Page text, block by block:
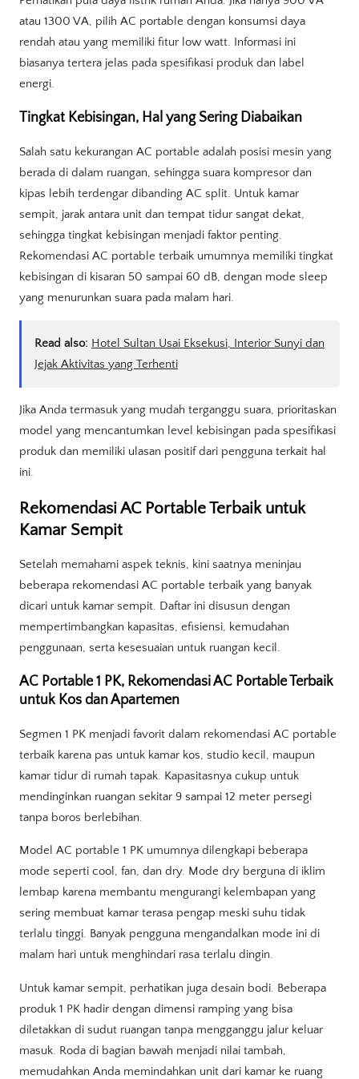
atau 1300 VA, pilih AC portable dengan konsumsi daya
rendah atau yang memiliki fitur low watt. Informasi ini
biasanya tertera jelas pada spesifikasi produk dan label
energi.
Tingkat Kebisingan, Hal yang Sering Diabaikan
Salah satu kekurangan AC portable adalah posisi mesin yang
berada di dalam ruangan, sehingga suara kompresor dan
kipas lebih terdengar dibanding AC split. Untuk kamar
sempit, jarak antara unit dan tempat tidur sangat dekat,
sehingga tingkat kebisingan menjadi faktor penting.
Rekomendasi AC portable terbaik umumnya memiliki tingkat
kebisingan di kisaran 50 sampai 60 dB, dengan mode sleep
yang menurunkan suara pada malam hari.
Read also: Hotel Sultan Usai Eksekusi, Interior Sunyi dan
Jejak Aktivitas yang Terhenti
Jika Anda termasuk yang mudah terganggu suara, prioritaskan
model yang mencantumkan level kebisingan pada spesifikasi
produk dan memiliki ulasan positif dari pengguna terkait hal
ini.
Rekomendasi AC Portable Terbaik untuk
Kamar Sempit
Setelah memahami aspek teknis, kini saatnya meninjau
beberapa rekomendasi AC portable terbaik yang banyak
dicari untuk kamar sempit. Daftar ini disusun dengan
mempertimbangkan kapasitas, efisiensi, kemudahan
penggunaan, serta kesesuaian untuk ruangan kecil.
AC Portable 1 PK, Rekomendasi AC Portable Terbaik
untuk Kos dan Apartemen
Segmen 1 PK menjadi favorit dalam rekomendasi AC portable
terbaik karena pas untuk kamar kos, studio kecil, maupun
kamar tidur di rumah tapak. Kapasitasnya cukup untuk
mendinginkan ruangan sekitar 9 sampai 12 meter persegi
tanpa boros berlebihan.
Model AC portable 1 PK umumnya dilengkapi beberapa
mode seperti cool, fan, dan dry. Mode dry berguna di iklim
lembap karena membantu mengurangi kelembapan yang
sering membuat kamar terasa pengap meski suhu tidak
terlalu tinggi. Banyak pengguna mengandalkan mode ini di
malam hari untuk menghindari rasa terlalu dingin.
Untuk kamar sempit, perhatikan juga desain bodi. Beberapa
produk 1 PK hadir dengan dimensi ramping yang bisa
diletakkan di sudut ruangan tanpa mengganggu jalur keluar
masuk. Roda di bagian bawah menjadi nilai tambah,
memudahkan Anda memindahkan unit dari kamar ke ruang